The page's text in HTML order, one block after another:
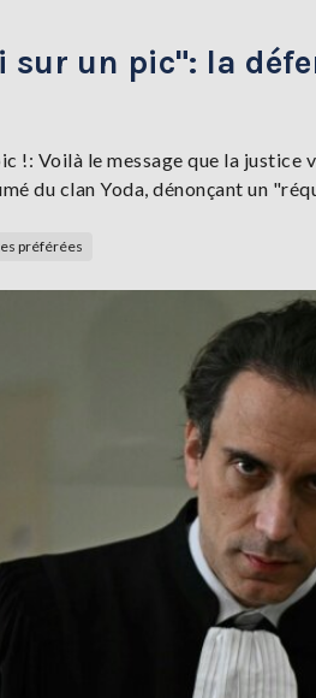
sur un pic": la
!: Voilà le message que la
du clan Yoda, dénonçant un
préférées